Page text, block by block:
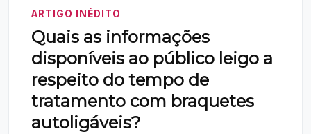
ARTIGO INÉDITO
Quais as informações
disponíveis ao público leigo a
respeito do tempo de
tratamento com braquetes
autoligáveis?